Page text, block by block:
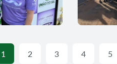
1 2 3 4 5